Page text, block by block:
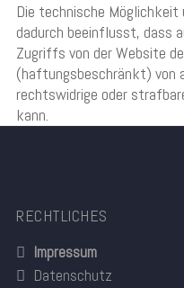
Die technische
dadurch beeinflusst, dass
Zugriffs von der Website
(haftungsbeschränkt) von
rechtswidrige oder
kann.
RECHTLICHES
Impressum
Datenschutz